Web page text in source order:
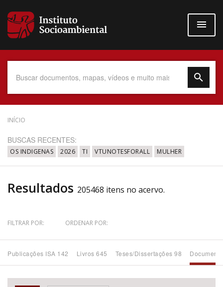
para
conteúdo
Data do Documento
Até
Povo Indígena
INÍCIO
BUSCAS RECENTES:
OS INDIGENAS 2026 TI VTUNOTESFORALL MULHER
Resultados 205468 itens no acervo.
FILTRAR POR: ORDENAR POR:
Publicações ISA 142 Livros 645 Teses/Dissertações 98